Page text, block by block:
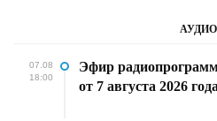
АУДИО
07.08
18:00
Эфир
от 7 августа 2026 года